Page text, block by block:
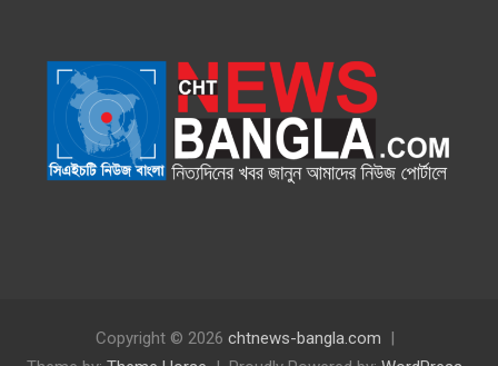
Copyright © 2026 chtnews-bangla.com